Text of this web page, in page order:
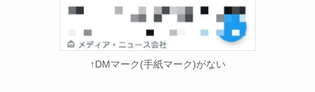
↑DMマーク(手紙マーク)がない